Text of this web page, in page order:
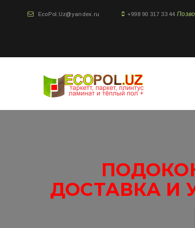
EcoPol.Uz@yandex.ru +998 90 317 33 44
ДОСТАВКА И